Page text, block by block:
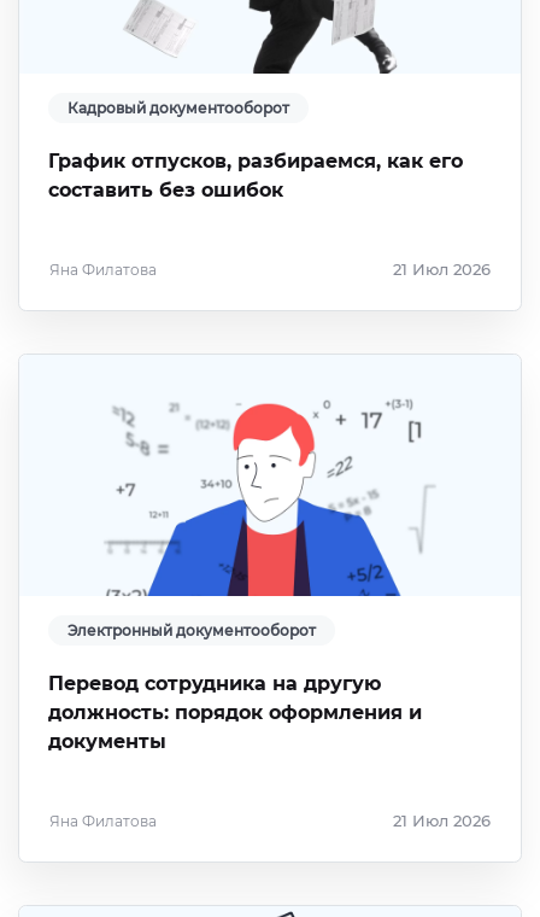
Кадровый документооборот
График отпусков, разбираемся, как его
составить без ошибок
Яна Филатова 21 Июл 2026
Электронный документооборот
Перевод сотрудника на другую
должность: порядок оформления и
документы
Яна Филатова 21 Июл 2026